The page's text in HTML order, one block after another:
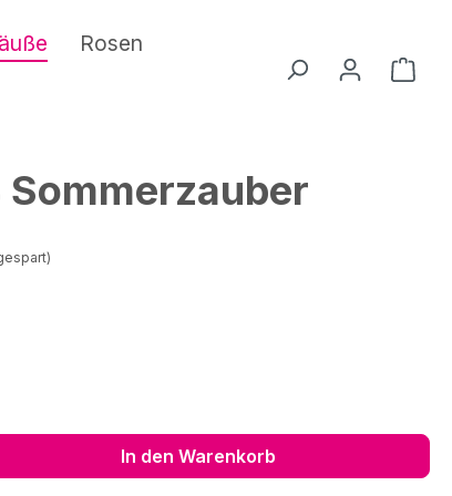
Rosen
gewünschten Wert ein oder
In den Warenkorb